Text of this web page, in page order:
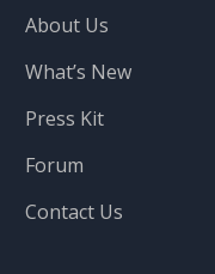
About Us
What’s New
Press Kit
Forum
Contact Us